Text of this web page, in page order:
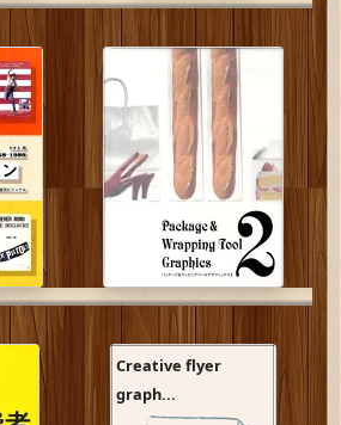
Creative flyer
graph...